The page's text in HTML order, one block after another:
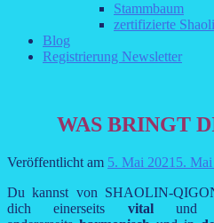
Stammbaum
zertifizierte
Blog
Registrierung Newsletter
WAS BRINGT
Veröffentlicht am 5. Mai 2021 5. Mai
Du kannst von SHAOLIN-
dich einerseits vital